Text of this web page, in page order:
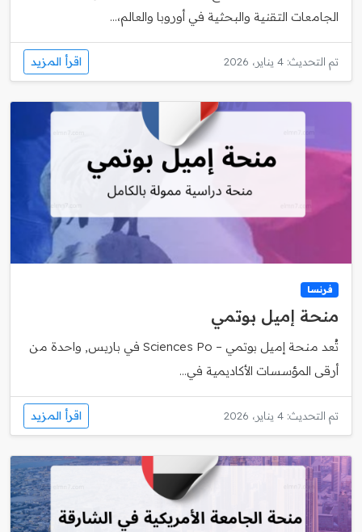
الجامعات التقنية والبحثية في أوروبا والعالم،...
تم التحديث: 4 يناير، 2026 اقرأ المزيد
فرنسا
منحة إميل بوتمي
تُعد منحة إميل بوتمي – Sciences Po في باريس, واحدة من
أرقى المؤسسات الأكاديمية في...
تم التحديث: 4 يناير، 2026 اقرأ المزيد